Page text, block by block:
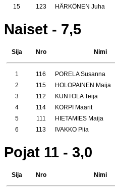
15
123 HÄRKÖNEN Juha
Naiset - 7,5
Sija Nro Nimi
1 116 PORELA Susanna
2
115 HOLOPAINEN Maija
3
112 KUNTOLA Teija
4
114 KORPI Maarit
5
111 HIETAMIES Maija
6
113 IVAKKO Piia
Pojat 11 - 3,0
Sija Nro Nimi